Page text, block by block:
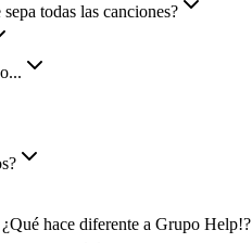
todas las canciones?
hace diferente a Grupo Help!?